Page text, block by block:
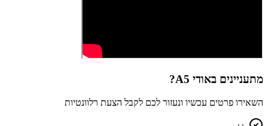
מתעניינים באודי A5 ?
השאירו פרטים עכשיו ונעזור לכם לקבל הצעת רלוונטיות